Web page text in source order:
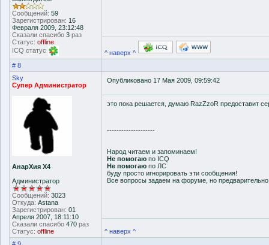
Сообщений: 59
Зарегистрирован: 16
Февраля 2009, 23:12:48
Сказали спасибо 3 раз
Статус: offline
ICQ статус
^ наверх ^
# 8
Sky
Супер Администратор
АнарХия Х4
Администратор
Сообщений: 3023
Откуда: Astana
Зарегистрирован: 01
Апреля 2007, 18:11:10
Сказали спасибо 470 раз
Статус: offline
Опубликовано 17 Мая 2009, 09:59:42
это пока решается, думаю RazZzoR предоставит
--------------------
Народ читаем и запоминаем!
Не помогаю по ICQ
Не помогаю по ЛС
буду просто игнорировать эти сообщения!
Все вопросы задаем на форуме, но
^ наверх ^